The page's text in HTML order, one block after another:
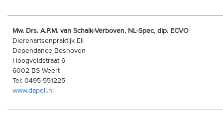
Mw. Drs. A.P.M. van Schaik-Verboven, NL-Spec, dip. ECVO
Dierenartsenpraktijk Ell
Dependance Boshoven
Hoogveldstraat 6
6002 BS Weert
Tel: 0495-551225
www.dapell.nl